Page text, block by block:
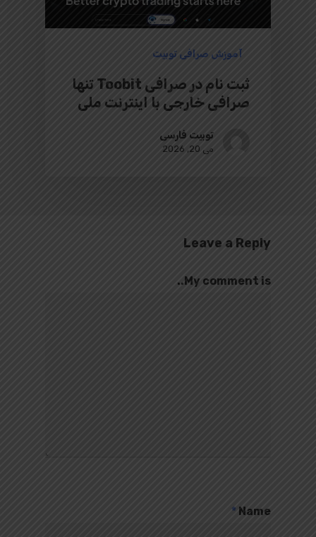
آموزش صرافی توبیت
ثبت نام در صرافی Toobit تنها
صرافی خارجی با اینترنت ملی
توبیت فارسی
می 20, 2026
Leave a Reply
My comment is..
Name
*